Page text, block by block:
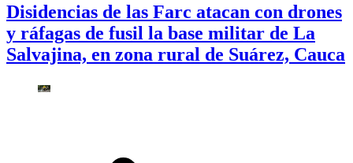
Disidencias de las Farc atacan con drones
y ráfagas de fusil la base militar de La
Salvajina, en zona rural de Suárez, Cauca